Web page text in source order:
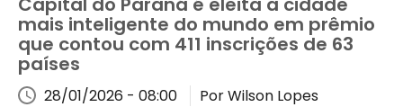
mais inteligente do mundo em prêmio
que contou com 411 inscrições de 63
países
28/01/2026 - 08:00 Por Wilson Lopes